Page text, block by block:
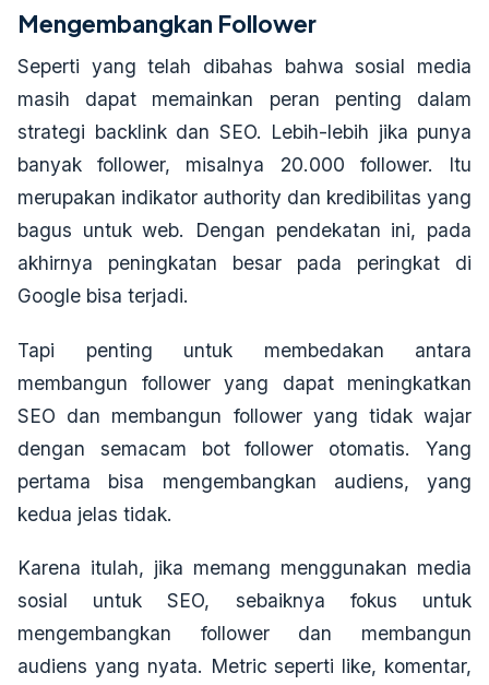
Mengembangkan Follower
Seperti yang telah dibahas bahwa sosial media
masih dapat memainkan peran penting dalam
strategi backlink dan SEO. Lebih-lebih jika punya
banyak follower, misalnya 20.000 follower. Itu
merupakan indikator authority dan kredibilitas yang
bagus untuk web. Dengan pendekatan ini, pada
akhirnya peningkatan besar pada peringkat di
Google bisa terjadi.
Tapi penting untuk membedakan antara
membangun follower yang dapat meningkatkan
SEO dan membangun follower yang tidak wajar
dengan semacam bot follower otomatis. Yang
pertama bisa mengembangkan audiens, yang
kedua jelas tidak.
Karena itulah, jika memang menggunakan media
sosial untuk SEO, sebaiknya fokus untuk
mengembangkan follower dan membangun
audiens yang nyata. Metric seperti like, komentar,